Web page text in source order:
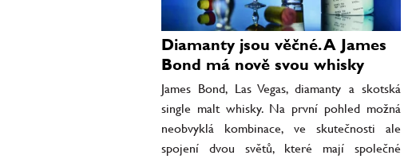
Diamanty jsou věčné. A James
Bond má nově svou whisky
James Bond, Las Vegas, diamanty a skotská
single malt whisky. Na první pohled možná
neobvyklá kombinace, ve skutečnosti ale
spojení dvou světů, které mají společné